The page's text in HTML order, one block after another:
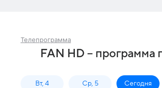
Телепрограмма
FAN HD – программа
Вт, 4 Ср, 5 Сегодня